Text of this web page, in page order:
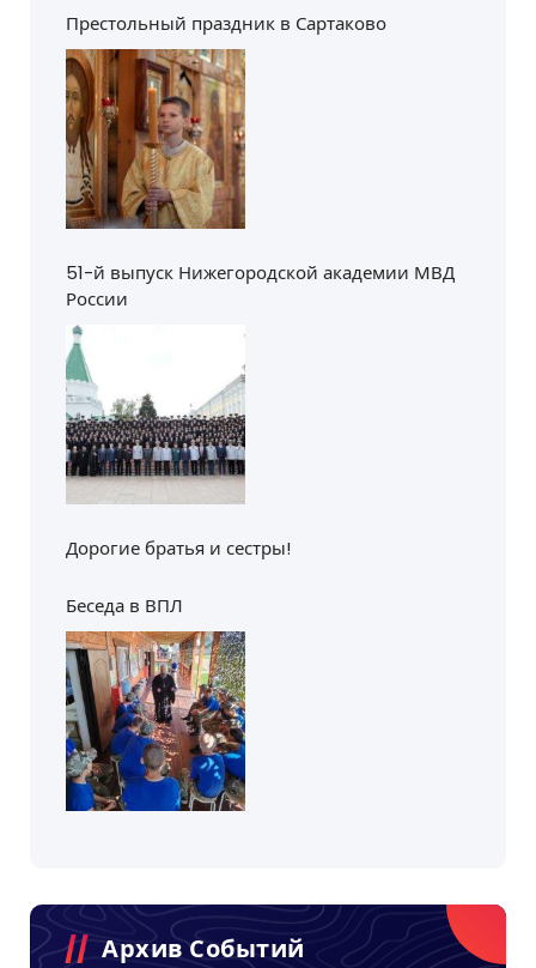
Престольный праздник в Сартаково
51-й выпуск Нижегородской академии МВД
России
Дорогие братья и сестры!
Беседа в ВПЛ
Архив Событий